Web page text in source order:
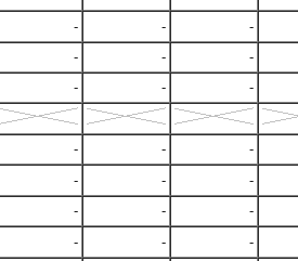
- -
-
- -
-
- -
-
- -
-
- -
-
- -
-
- -
-